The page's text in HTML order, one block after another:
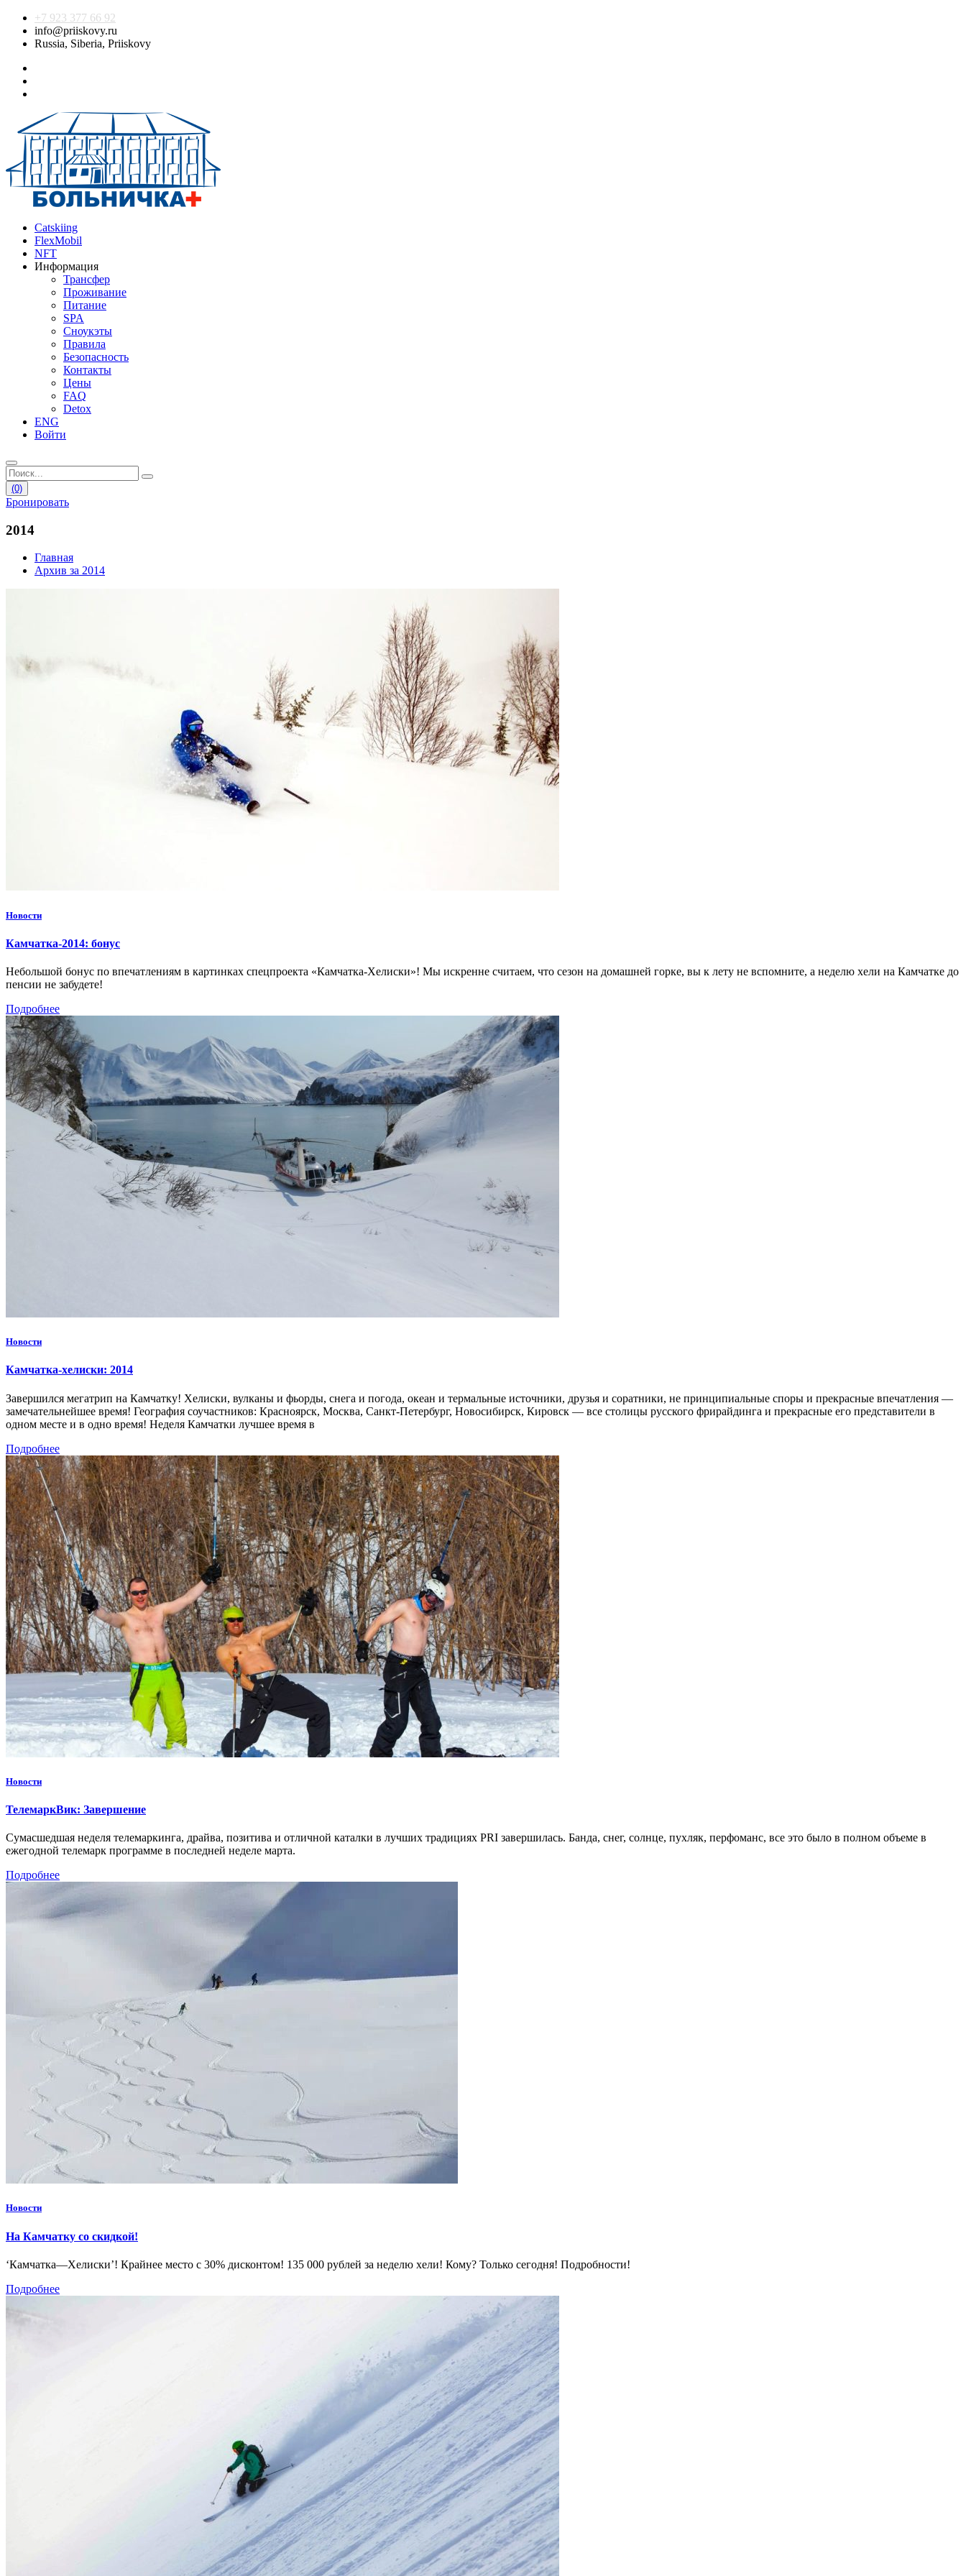
+7 923 377 66 92
info@priiskovy.ru
Russia, Siberia, Priiskovy
Catskiing
FlexMobil
NFT
Информация
Трансфер
Проживание
Питание
SPA
Сноукэты
Правила
Безопасность
Контакты
Цены
FAQ
Detox
ENG
Войти
(0)
Бронировать
2014
Главная
Архив за 2014
Новости
Камчатка-2014: бонус
Небольшой бонус по впечатлениям в картинках спецпроекта «Камчатка-Хелиски»! Мы искренне считаем, что сезон на домашней горке, вы к лету не вспомните, а неделю хели на Камчатке до
пенсии не забудете!
Подробнее
Новости
Камчатка-хелиски: 2014
Завершился мегатрип на Камчатку! Хелиски, вулканы и фьорды, снега и погода, океан и термальные источники, друзья и соратники, не принципиальные споры и прекрасные впечатления —
замечательнейшее время! География соучастников: Красноярск, Москва, Санкт-Петербург, Новосибирск, Кировск — все столицы русского фрирайдинга и прекрасные его представители в
одном месте и в одно время! Неделя Камчатки лучшее время в
Подробнее
Новости
ТелемаркВик: Завершение
Сумасшедшая неделя телемаркинга, драйва, позитива и отличной каталки в лучших традициях PRI завершилась. Банда, снег, солнце, пухляк, перфоманс, все это было в полном объеме в
ежегодной телемарк программе в последней неделе марта.
Подробнее
Новости
На Камчатку со скидкой!
‘Камчатка—Хелиски’! Крайнее место с 30% дисконтом! 135 000 рублей за неделю хели! Кому? Только сегодня! Подробности!
Подробнее